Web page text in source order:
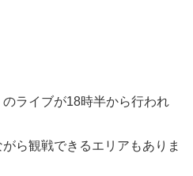
ライブが18時半から行われ
ら観戦できるエリアもありま